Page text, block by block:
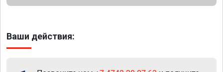
Ваши действия: